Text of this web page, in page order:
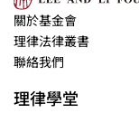
關於基金會
理律法律叢書
聯絡我們
理律學堂